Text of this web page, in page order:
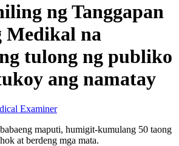
ng Tanggapan
Medikal na
tulong ng publiko
ang namatay
Examiner
maputi, humigit-kumulang 50 taong
at berdeng mga mata.